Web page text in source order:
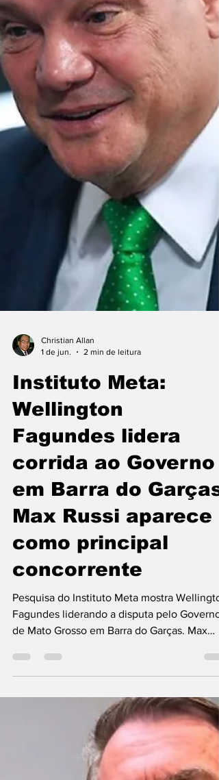
Christian Allan
Instituto Meta:
Wellington
Fagundes lidera
corrida ao Governo
em Barra do Garças;
Max Russi aparece
como principal
Pesquisa do Instituto Meta mostra
Fagundes liderando a disputa pelo Governo